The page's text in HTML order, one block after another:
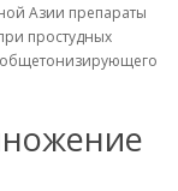
Азии препараты
простудных
общетонизирующего